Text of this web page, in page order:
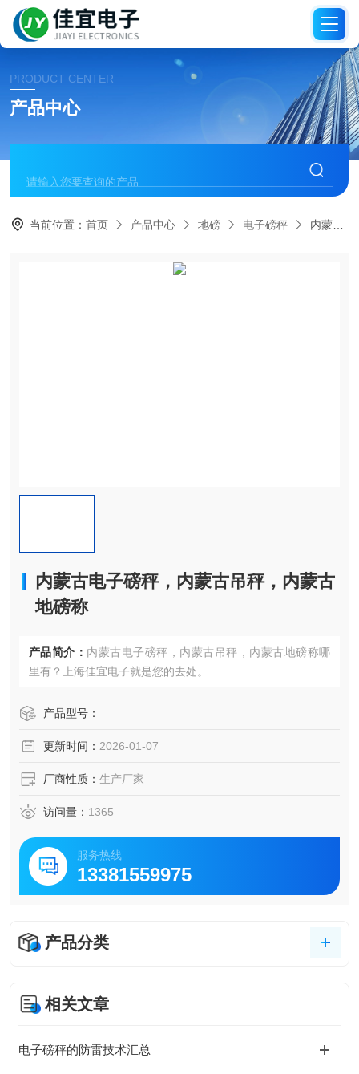
PRODUCT CENTER
产品中心
当前位置：首页 产品中心 地磅 电子磅秤 内蒙古电子磅秤，内蒙古吊秤，内蒙古地磅称
内蒙古电子磅秤，内蒙古吊秤，内蒙古
地磅称
产品简介： 内蒙古电子磅秤，内蒙古吊秤，内蒙古地磅称哪
里有？上海佳宜电子就是您的去处。
产品型号：
更新时间： 2026-01-07
厂商性质： 生产厂家
访问量： 1365
服务热线
13381559975
产品分类
相关文章
电子磅秤的防雷技术汇总